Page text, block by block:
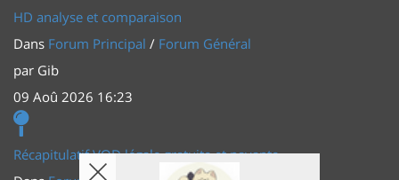
HD analyse et comparaison
Dans Forum Principal / Forum Général
par Gib
09 Aoû 2026 16:23
Récapitulatif VOD légale gratuite et payante